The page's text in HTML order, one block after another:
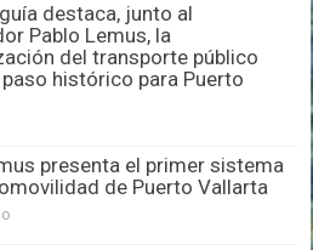
destaca, junto al
Pablo Lemus, la
del transporte público
histórico para Puerto
presenta el primer sistema
de Puerto Vallarta